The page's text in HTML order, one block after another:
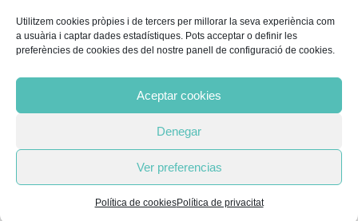
Utilitzem cookies pròpies i de tercers per millorar la seva experiència com
a usuària i captar dades estadístiques. Pots acceptar o definir les
preferències de cookies des del nostre panell de configuració de cookies.
Aceptar cookies
Denegar
Ver preferencias
Política de cookiesPolítica de privacitat
EDUCACIÓ TRANSFORMADORA feminisme gènere
infància PARTICIPACIÓ INCLUSIVA participació
premis SantJustDesvern urbanisme
© Equal Saree|Política de privacitat
Política de
cookies